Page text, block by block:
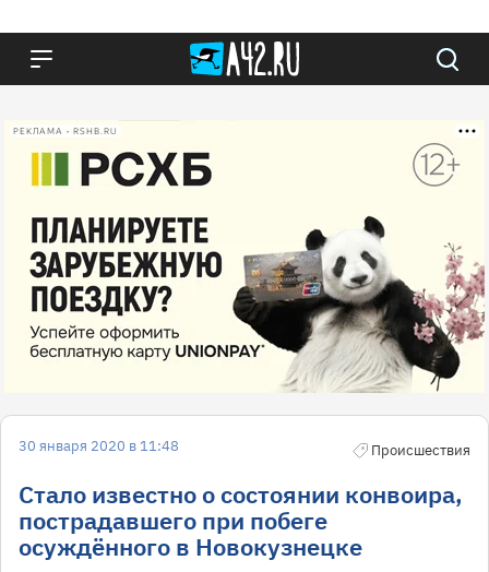
РЕКЛАМА • RSHB.RU
30 января 2020 в 11:48 Происшествия
Стало известно о состоянии конвоира,
пострадавшего при побеге
осуждённого в Новокузнецке